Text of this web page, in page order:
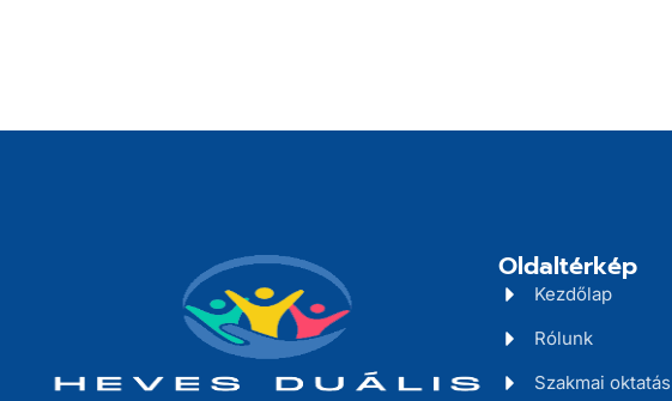
Oldaltérkép
Kezdőlap
Rólunk
Szakmai oktatás